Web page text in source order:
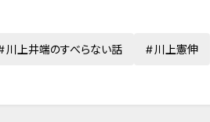
川上井端のすべらない話 川上憲伸